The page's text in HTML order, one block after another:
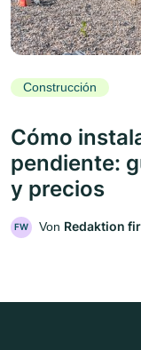
Construcción
Cómo
pendiente:
y precios
FW Von Redaktion